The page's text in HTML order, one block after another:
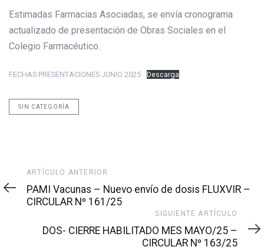
Estimadas Farmacias Asociadas, se envía cronograma
actualizado de presentación de Obras Sociales en el
Colegio Farmacéutico.
FECHAS PRESENTACIONES JUNIO 2025 Descarga
SIN CATEGORÍA
Artículo
anterior
ARTÍCULO ANTERIOR
PAMI Vacunas – Nuevo envío de dosis FLUXVIR –
CIRCULAR Nº 161/25
SIGUIENTE ARTÍCULO
DOS- CIERRE HABILITADO MES MAYO/25 –
CIRCULAR Nº 163/25